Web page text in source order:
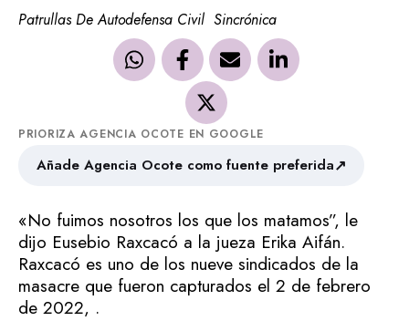
Patrullas De Autodefensa Civil Sincrónica
PRIORIZA AGENCIA OCOTE EN GOOGLE
Añade Agencia Ocote como fuente preferida↗
«No fuimos nosotros los que los matamos”, le
dijo Eusebio Raxcacó a la jueza Erika Aifán.
Raxcacó es uno de los nueve sindicados de la
masacre que fueron capturados el 2 de febrero
de 2022, .